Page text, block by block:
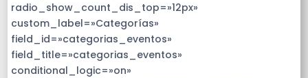
radio_show_count_dis_top=»12px»
custom_label=»Categorías»
field_id=»categorias_eventos»
field_title=»categorias_eventos»
conditional_logic=»on»